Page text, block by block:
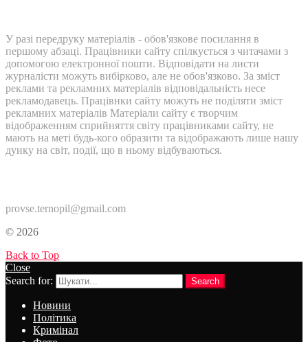
У разі передруку матеріалів - обов'язкове посилання в
першому абзаці. Працівники сайту спілкується з читачами з
допомогою електронної пошти. Відповідати на листи
журналісти можуть вибірково, але не обов'язково. За зміст
реклами та рекламних матеріалів відповідальність несе
рекламодавець. Працівнки сайту можуть не поділяти зміст
рекламних матеріалів Матеріали сайту є творчим
відображенням сприйняття світу працівниками сайту, не
мають на меті будь-кого образити та відображають лише нашу
дуику на світ, події, що в ньому відбуваються.
provse.ternopil@gmail.com
© 2026
Back to Top
Close
Search for:
Search
Новини
Політика
Кримінал